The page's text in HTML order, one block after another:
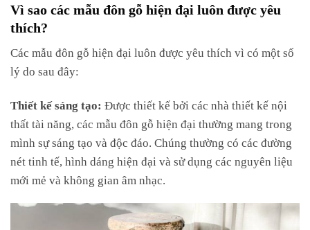
Vì sao các mẫu đôn gỗ hiện đại luôn được yêu
thích?
Các mẫu đôn gỗ hiện đại luôn được yêu thích vì có một số
lý do sau đây:
Thiết kế sáng tạo: Được thiết kế bởi các nhà thiết kế nội
thất tài năng, các mẫu đôn gỗ hiện đại thường mang trong
mình sự sáng tạo và độc đáo. Chúng thường có các đường
nét tinh tế, hình dáng hiện đại và sử dụng các nguyên liệu
mới mẻ và không gian âm nhạc.